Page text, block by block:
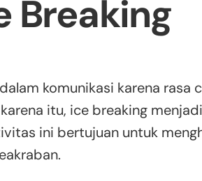
Breaking
komunikasi karena rasa
itu, ice breaking
ini bertujuan untuk